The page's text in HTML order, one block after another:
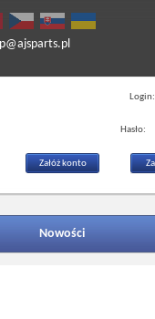
Login:
Hasło:
Załóż konto
Nowości